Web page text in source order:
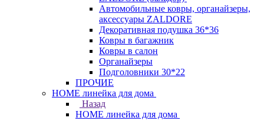
Автомобильные ковры, органайзеры,
аксессуары ZALDORE
Декоративная подушка 36*36
Ковры в багажник
Ковры в салон
Органайзеры
Подголовники 30*22
ПРОЧИЕ
HOME линейка для дома
Назад
HOME линейка для дома